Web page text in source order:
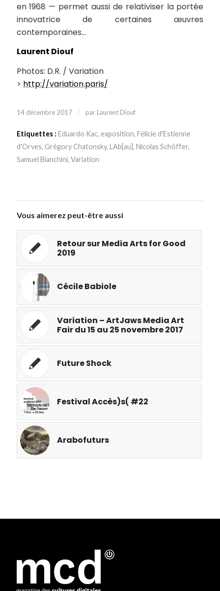
en 1968 — permet aussi de relativiser la portée
innovatrice de certaines œuvres
contemporaines…
Laurent Diouf
Photos: D.R. / Variation
> http://variation.paris/
14 décembre 2017 / par Laurent Diouf
Etiquettes : Eduardo Kac, exposition, Félicie d'Estienne
d'Orves, Grégory Chatonsky, LAb[au], Nicolas Schöffer,
Samuel Bianchini, Variation
Vous aimerez peut-être aussi
Retour sur Media Arts for Good
2019
Cécile Babiole
Variation – ArtJaws Media Art
Fair du 15 au 25 novembre 2017
Future Shock
Festival Accès)s( #22
Arabofuturs